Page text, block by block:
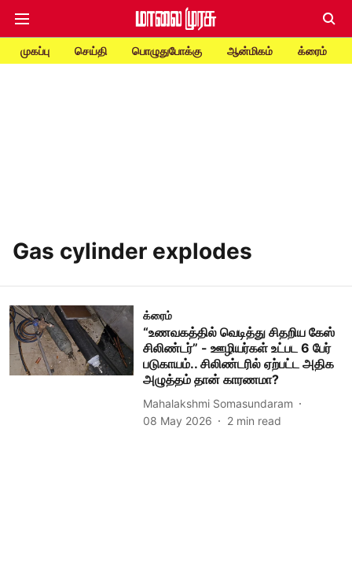
முகப்பு செய்தி பொழுதுபோக்கு ஆன்மிகம் க்ரைம்
Gas cylinder explodes
க்ரைம்
“உணவகத்தில் வெடித்து சிதறிய கேஸ்
சிலிண்டர்” - ஊழியர்கள் உட்பட 6 பேர்
படுகாயம்.. சிலிண்டரில் ஏற்பட்ட அதிக
அழுத்தம் தான் காரணமா?
Mahalakshmi Somasundaram
08 May 2026
2 min read